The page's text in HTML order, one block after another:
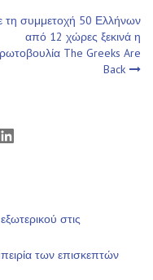
τη συμμετοχή 50 Ελλήνων
από 12 χώρες ξεκινά η
The Greeks Are
Back
Linkedin
στις
των επισκεπτών